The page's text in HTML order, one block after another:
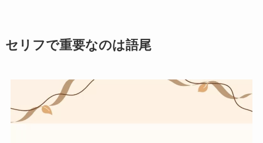
セリフで重要なのは語尾